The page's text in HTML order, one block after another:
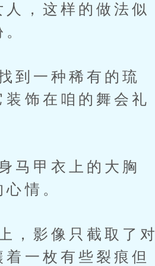
，这样的做法似
到一种稀有的琉
饰在咱的舞会礼
马甲衣上的大胸
情。
，影像只截取了对
一枚有些裂痕但